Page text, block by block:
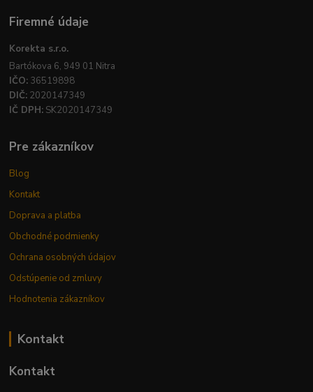
Firemné údaje
Korekta s.r.o.
Bartókova 6, 949 01 Nitra
IČO: 36519898
DIČ: 2020147349
IČ DPH: SK2020147349
Pre zákazníkov
Blog
Kontakt
Doprava a platba
Obchodné podmienky
Ochrana osobných údajov
Odstúpenie od zmluvy
Hodnotenia zákazníkov
Kontakt
Kontakt